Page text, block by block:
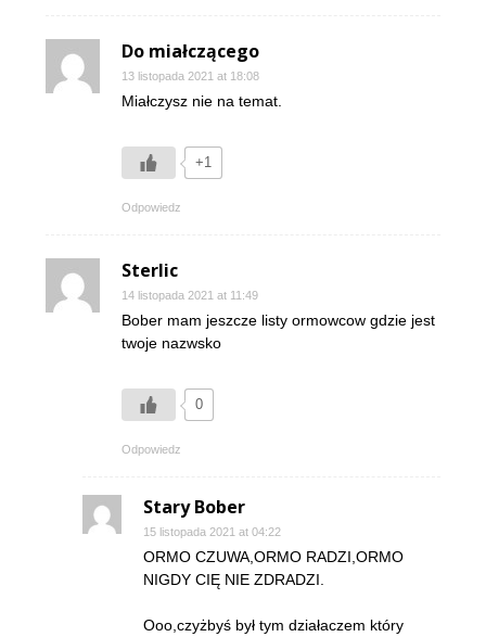
Do miałczącego
13 listopada 2021 at 18:08
Miałczysz nie na temat.
+1
Odpowiedz
Sterlic
14 listopada 2021 at 11:49
Bober mam jeszcze listy ormowcow gdzie jest
twoje nazwsko
0
Odpowiedz
Stary Bober
15 listopada 2021 at 04:22
ORMO CZUWA,ORMO RADZI,ORMO
NIGDY CIĘ NIE ZDRADZI.
Ooo,czyżbyś był tym działaczem który